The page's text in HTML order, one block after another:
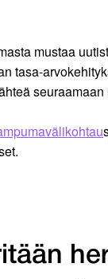
mustaa
tasa-